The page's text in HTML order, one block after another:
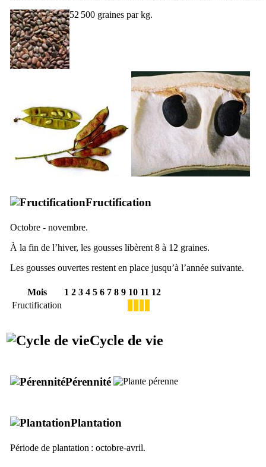
52 500 graines par kg.
Fructification
Octobre - novembre.
À la fin de l’hiver, les gousses libèrent 8 à 12 graines.
Les gousses ouvertes restent en place jusqu’à l’année suivante.
Mois 1 2 3 4 5 6 7 8 9 10 11 12
Fructification
Cycle de vie
Pérennité
Plantation
Période de plantation : octobre-avril.